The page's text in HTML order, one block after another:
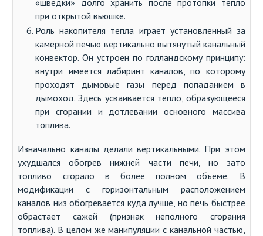
при открытой вьюшке.
Роль накопителя тепла играет установленный за
камерной печью вертикально вытянутый канальный
конвектор. Он устроен по голландскому принципу:
внутри имеется лабиринт каналов, по которому
проходят дымовые газы перед попаданием в
дымоход. Здесь усваивается тепло, образующееся
при сгорании и дотлевании основного массива
топлива.
Изначально каналы делали вертикальными. При этом
ухудшался обогрев нижней части печи, но зато
топливо сгорало в более полном объёме. В
модификации с горизонтальным расположением
каналов низ обогревается куда лучше, но печь быстрее
обрастает сажей (признак неполного сгорания
топлива). В целом же манипуляции с канальной частью,